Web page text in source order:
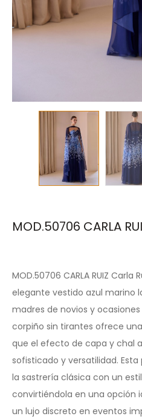
MOD.50706 CARLA
MOD.50706 CARLA RUIZ
elegante vestido azul marino
madres de novios y
corpiño sin tirantes ofrece
que el efecto de capa y chal
sofisticado y versatilidad.
la sastrería clásica con un
convirtiéndola en una opción
un lujo discreto en eventos